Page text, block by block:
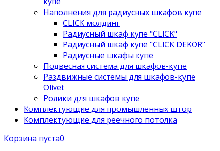
Наполнения для радиусных шкафов купе
CLICK молдинг
Радиусный шкаф купе "CLICK"
Радиусный шкаф купе "CLICK DEKOR"
Радиусные шкафы купе
Подвесная система для шкафов-купе
Раздвижные системы для шкафов-купе
Olivet
Ролики для шкафов купе
Комплектующие для промышленных штор
Комплектующие для реечного потолка
Корзина пуста0